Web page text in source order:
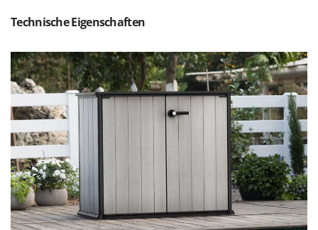
Motorhacken - Gartenfräsen
Mulcher für Traktor
N
Notstromaggregat
Nudelmaschinen
O
Obstmühlen Obsthäcksler Obstmuser
Obstpressen
Olivenernter und Schüttler
Ferroni
Ferrua
FIAC
FIEM
Fimar
FINI
Fiorentini
Fiskars
Flymo
Fontana Forni
Technische Eigenschaften